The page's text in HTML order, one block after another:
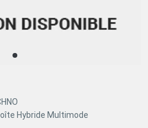
Hybride Multimode